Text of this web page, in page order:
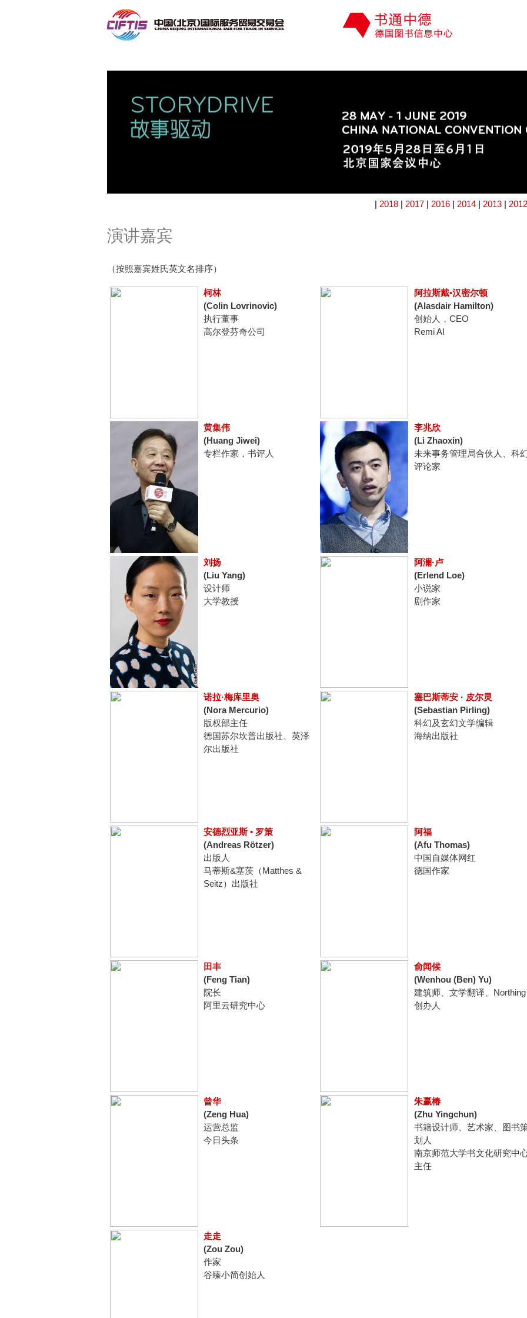
| 2018 | 2017 | 2016 | 2014 | 2013 | 2012
演讲嘉宾
（按照嘉宾姓氏英文名排序）
柯林
(Colin Lovrinovic)
执行董事
高尔登芬奇公司
阿拉斯戴•汉密尔顿
(Alasdair Hamilton)
创始人，CEO
Remi AI
黄集伟
(Huang Jiwei)
专栏作家，书评人
李兆欣
(Li Zhaoxin)
未来事务管理局合伙人、科
评论家
刘扬
(Liu Yang)
设计师
大学教授
阿澜·卢
(Erlend Loe)
小说家
剧作家
诺拉·梅库里奥
(Nora Mercurio)
版权部主任
德国苏尔坎普出版社、英泽
尔出版社
塞巴斯蒂安 · 皮尔灵
(Sebastian Pirling)
科幻及玄幻文学编辑
海纳出版社
安德烈亚斯 • 罗策
(Andreas Rötzer)
出版人
马蒂斯&塞茨（Matthes &
Seitz）出版社
阿福
(Afu Thomas)
中国自媒体网红
德国作家
田丰
(Feng Tian)
院长
阿里云研究中心
俞闻候
(Wenhou (Ben) Yu)
建筑师、文学翻译、Northing
创办人
曾华
(Zeng Hua)
运营总监
今日头条
朱赢椿
(Zhu Yingchun)
书籍设计师、艺术家、图书
划人
南京师范大学书文化研究中
主任
走走
(Zou Zou)
作家
谷臻小简创始人